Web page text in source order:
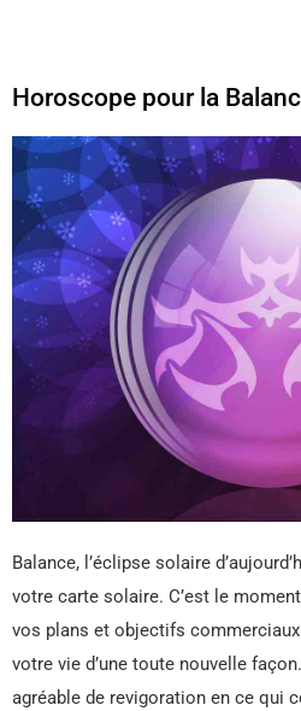
Horoscope pour la
Balance, l’éclipse solaire
votre carte solaire. C’est le
vos plans et objectifs
votre vie d’une toute nouvelle
agréable de revigoration en ce qui